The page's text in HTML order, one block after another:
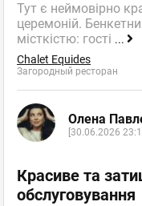
Тут є неймовірно
церемоній.
місткістю: гості ...
Chalet Equides
Загородный ресторан
Олена
[30.06.2026
Красиве та
обслуговування